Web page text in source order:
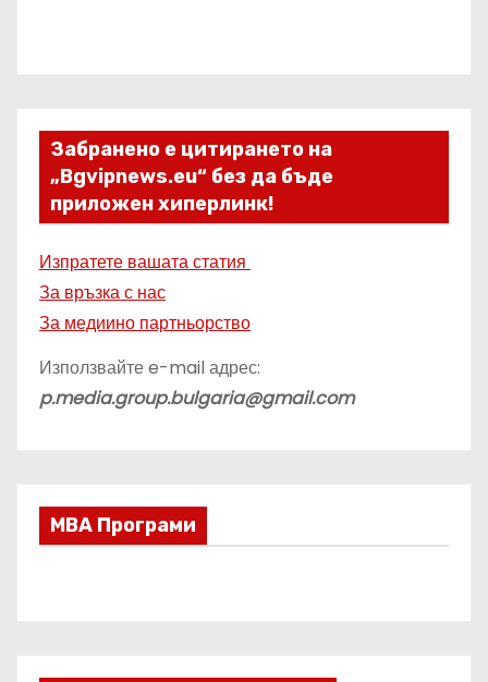
Забранено е цитирането на
„Bgvipnews.eu“ без да бъде
приложен хиперлинк!
Изпратете вашата статия
За връзка с нас
За медиино партньорство
Използвайте e-mail адрес:
p.media.group.bulgaria@gmail.com
МВА Програми